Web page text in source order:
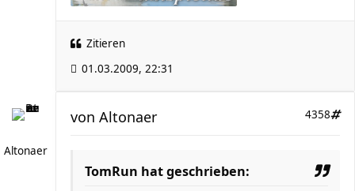
Zitieren
01.03.2009, 22:31
Altonaer
4358
von Altonaer
TomRun hat geschrieben: